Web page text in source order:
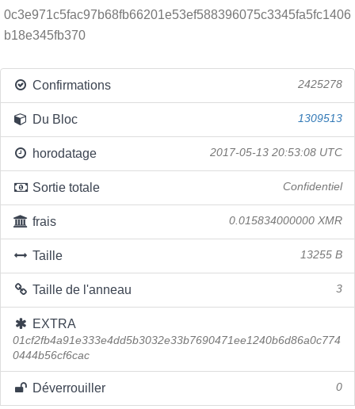
0c3e971c5fac97b68fb66201e53ef588396075c3345fa5fc1406
b18e345fb370
Confirmations 2425278
Du Bloc 1309513
horodatage 2017-05-13 20:53:08 UTC
Sortie totale Confidentiel
frais 0.015834000000 XMR
Taille 13255 B
Taille de l'anneau 3
EXTRA
01cf2fb4a91e333e4dd5b3032e33b7690471ee1240b6d86a0c774
0444b56cf6cac
Déverrouiller 0